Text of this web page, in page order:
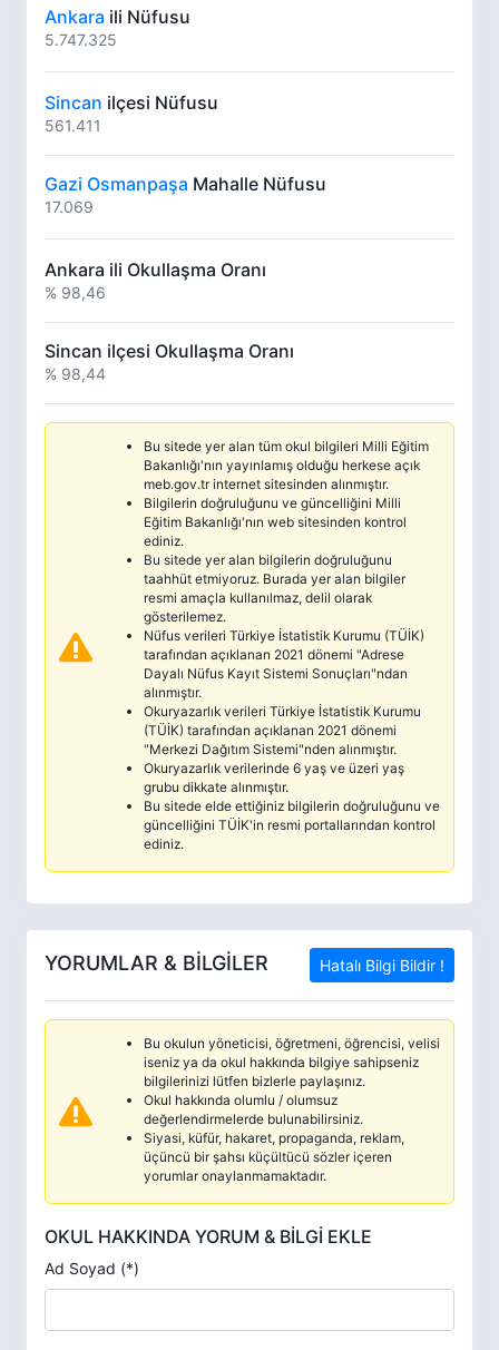
Ankara ili Nüfusu
5.747.325
Sincan ilçesi Nüfusu
561.411
Gazi Osmanpaşa Mahalle Nüfusu
17.069
Ankara ili Okullaşma Oranı
% 98,46
Sincan ilçesi Okullaşma Oranı
% 98,44
Bu sitede yer alan tüm okul bilgileri Milli Eğitim
Bakanlığı'nın yayınlamış olduğu herkese açık
meb.gov.tr internet sitesinden alınmıştır.
Bilgilerin doğruluğunu ve güncelliğini Milli
Eğitim Bakanlığı'nın web sitesinden kontrol
ediniz.
Bu sitede yer alan bilgilerin doğruluğunu
taahhüt etmiyoruz. Burada yer alan bilgiler
resmi amaçla kullanılmaz, delil olarak
gösterilemez.
Nüfus verileri Türkiye İstatistik Kurumu (TÜİK)
tarafından açıklanan 2021 dönemi "Adrese
Dayalı Nüfus Kayıt Sistemi Sonuçları"ndan
alınmıştır.
Okuryazarlık verileri Türkiye İstatistik Kurumu
(TÜİK) tarafından açıklanan 2021 dönemi
"Merkezi Dağıtım Sistemi"nden alınmıştır.
Okuryazarlık verilerinde 6 yaş ve üzeri yaş
grubu dikkate alınmıştır.
Bu sitede elde ettiğiniz bilgilerin doğruluğunu ve
güncelliğini TÜİK'in resmi portallarından kontrol
ediniz.
YORUMLAR & BİLGİLER Hatalı Bilgi Bildir !
Bu okulun yöneticisi, öğretmeni, öğrencisi, velisi
iseniz ya da okul hakkında bilgiye sahipseniz
bilgilerinizi lütfen bizlerle paylaşınız.
Okul hakkında olumlu / olumsuz
değerlendirmelerde bulunabilirsiniz.
Siyasi, küfür, hakaret, propaganda, reklam,
üçüncü bir şahsı küçültücü sözler içeren
yorumlar onaylanmamaktadır.
OKUL HAKKINDA YORUM & BİLGİ EKLE
Ad Soyad (*)